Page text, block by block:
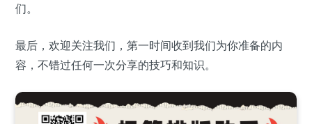
们。
最后，欢迎关注我们，第一时间收到我们为你准备的内
容，不错过任何一次分享的技巧和知识。